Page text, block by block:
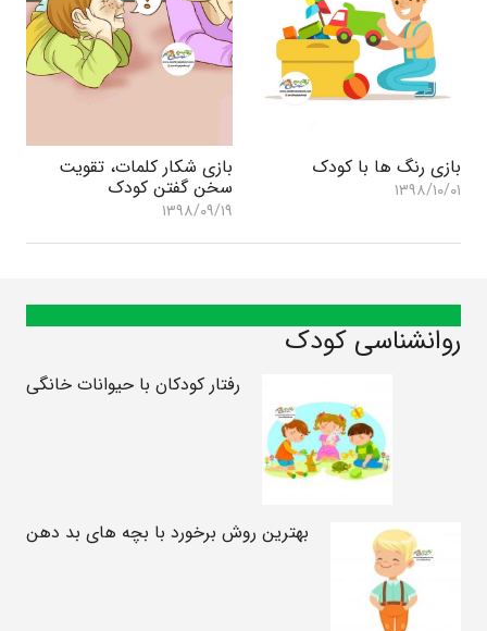
بازی رنگ ها با کودک
۱۳۹۸/۱۰/۰۱
بازی شکار کلمات، تقویت
سخن گفتن کودک
۱۳۹۸/۰۹/۱۹
روانشناسی کودک
رفتار کودکان با حیوانات خانگی
بهترین روش برخورد با بچه های بد دهن